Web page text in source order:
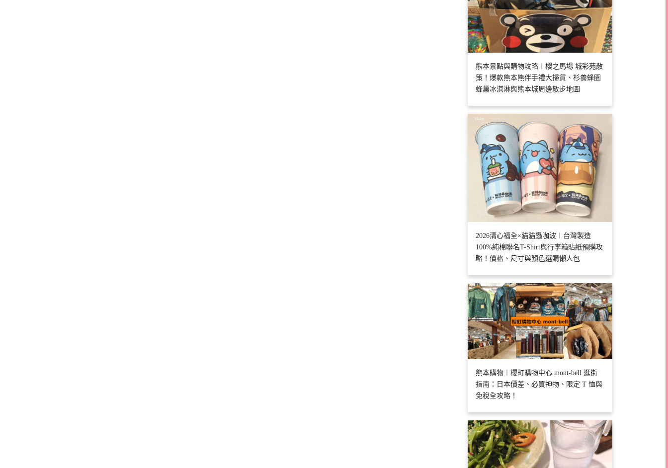
熊本景點與購物攻略︱櫻之馬場 城彩苑散
策！爆款熊本熊伴手禮大掃貨、杉養蜂園
蜂巢冰淇淋與熊本城周邊散步地圖
2026清心福全×貓貓蟲咖波︱台灣製造
100%純棉聯名T-Shirt與行李箱貼紙預購攻
略！價格、尺寸與顏色選購懶人包
熊本購物︱櫻町購物中心 mont-bell 逛街
指南：日本價差、必買神物、限定 T 恤與
免稅全攻略！